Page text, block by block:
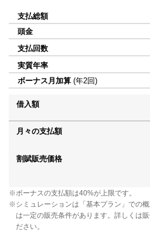
支払総額
頭金
支払回数
実質年率
ボーナス月加算 (年2回)
借入額
月々の支払額
割賦販売価格
ボーナスの支払額は40%が上限です。
シミュレーションは「基本プラン」での
は一定の販売条件があります。詳しくは
ださい。